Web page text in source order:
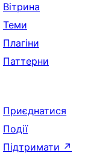
Вітрина
Теми
Плагіни
Паттерни
Приєднатися
Події
Підтримати ↗